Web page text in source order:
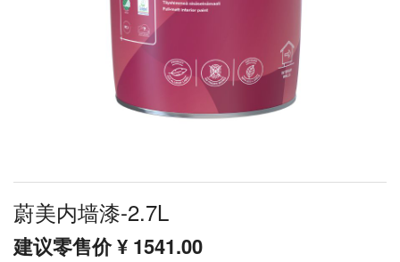
蔚美内墙漆-2.7L
建议零售价 ¥ 1541.00